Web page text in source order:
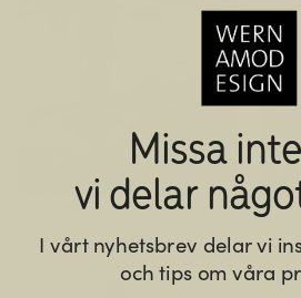
Från 699kr
Missa
vi delar
I vårt nyhetsbrev delar vi
och tips om våra